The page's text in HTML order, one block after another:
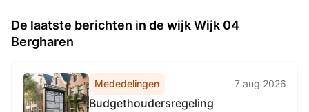
De laatste berichten in de wijk Wijk 04
Bergharen
Mededelingen 7 aug 2026
Budgethoudersregeling